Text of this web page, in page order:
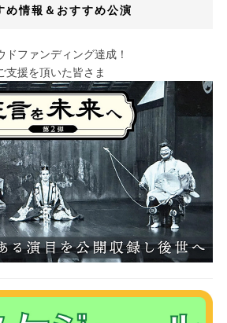
め情報＆おすすめ公演
ドファンディング達成！
支援を頂いた皆さま